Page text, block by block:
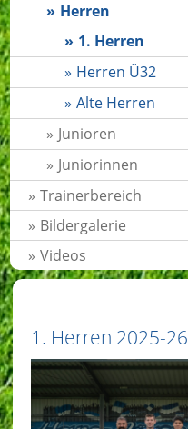
Herren
1. Herren
Herren Ü32
Alte Herren
Junioren
Juniorinnen
Trainerbereich
Bildergalerie
Videos
1. Herren 2025-26